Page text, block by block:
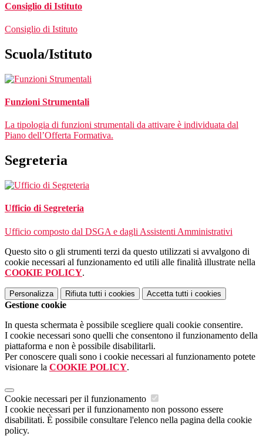
Consiglio di Istituto
Consiglio di Istituto
Scuola/Istituto
Funzioni Strumentali
La tipologia di funzioni strumentali da attivare è individuata dal
Piano dell’Offerta Formativa.
Segreteria
Ufficio di Segreteria
Ufficio composto dal DSGA e dagli Assistenti Amministrativi
Questo sito o gli strumenti terzi da questo utilizzati si avvalgono di
cookie necessari al funzionamento ed utili alle finalità illustrate nella
COOKIE POLICY.
Personalizza Rifiuta tutti i cookies Accetta tutti i cookies
Gestione cookie
In questa schermata è possibile scegliere quali cookie consentire.
I cookie necessari sono quelli che consentono il funzionamento della
piattaforma e non è possibile disabilitarli.
Per conoscere quali sono i cookie necessari al funzionamento potete
visionare la COOKIE POLICY.
Cookie necessari per il funzionamento
I cookie necessari per il funzionamento non possono essere
disabilitati. È possibile consultare l'elenco nella pagina della cookie
policy.